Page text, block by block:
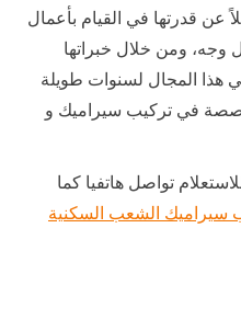
عن قدرتها في القيام بأعمال
ومن خلال خبراتها
هذا المجال لسنوات طويلة
في تركيب سيراميك و
تواصل هاتفيا كما
سيراميك الشعب السكنية